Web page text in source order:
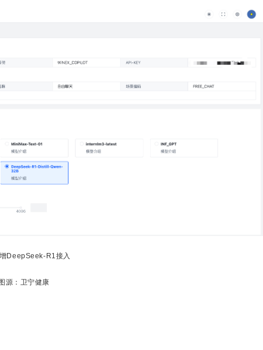
DeepSeek-R1接入
图源：卫宁健康